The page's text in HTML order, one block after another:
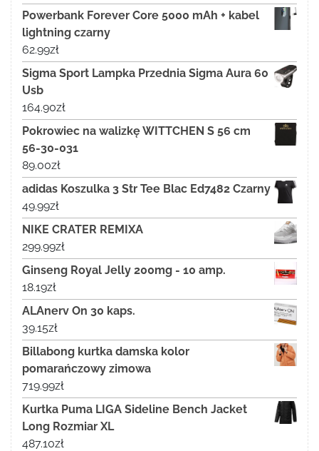
Powerbank Forever Core 5000 mAh + kabel
lightning czarny
62.99zł
Sigma Sport Lampka Przednia Sigma Aura 60
Usb
164.90zł
Pokrowiec na walizkę WITTCHEN S 56 cm
56-30-031
89.00zł
adidas Koszulka 3 Str Tee Blac Ed7482 Czarny
49.99zł
NIKE CRATER REMIXA
299.99zł
Ginseng Royal Jelly 200mg - 10 amp.
18.19zł
ALAnerv On 30 kaps.
39.15zł
Billabong kurtka damska kolor
pomarańczowy zimowa
719.99zł
Kurtka Puma LIGA Sideline Bench Jacket
Long Rozmiar XL
487.10zł